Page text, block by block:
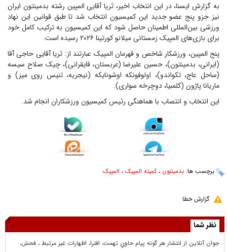
به گزارش ایسنا، در این انتخاب اخیر، ثریا آقایی المپین رشته بدمینتون ایران
نیز جزو پنج عضو جدید این کمیسیون انتخاب شد تا طبق قوانین این نهاد
ورزشی بین‌المللی اطمینان حاصل شود که این کمیسیون به ترکیب کامل خود
برای بازی‌های المپیک زمستانی میلانو کورتینا ۲۰۲۶ رسیده است.
پنج المپین، ورزشکار شاخص و قهرمان المپیک عبارتند از: ثریا آقایی حاجی آقا
(ایرانی، بدمینتون)، حسین علیرضا (عربستان، قایقرانی)، چیک صلاح سیسه
(ساحل عاج، تکواندو)، اولوفونکه اوشونایکه (نیجریه، تنیس روی میز) و
ماریانا پاژون (کلمبیا، دوچرخه سواری).
این انتخاب و انتصاب با هماهنگی رئیس کمیسیون ورزشکاران انجام شد.
برچسب ها: بدمینتون ،کمیته المپیک ، المپیک
گزارش خطا
نظر شما
جوان آنلاين از انتشار هر گونه پيام حاوي تهمت، افترا، اظهارات غير مرتبط ، فحش،